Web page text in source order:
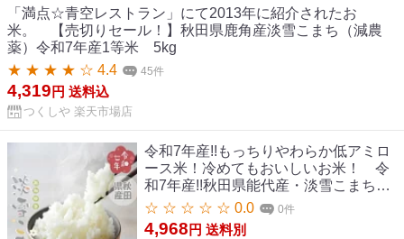
「満点☆青空レストラン」にて2013年に紹介されたお
米。 【売切りセール！】秋田県鹿角産淡雪こまち（減農
薬）令和7年産1等米 5kg
★ ★ ★ ★ ☆ 4.4
45件
4,319 円 送料込
つくしや 楽天市場店
令和7年産!!もっちりやわらか低アミロ
ース米！冷めてもおいしいお米！ 令
和7年産!!秋田県能代産・淡雪こまち白
米5kg【5kg×1】※一部地域別途送料掛
かります
☆ ☆ ☆ ☆ ☆ 0.0 0件
4,968 円 送料別